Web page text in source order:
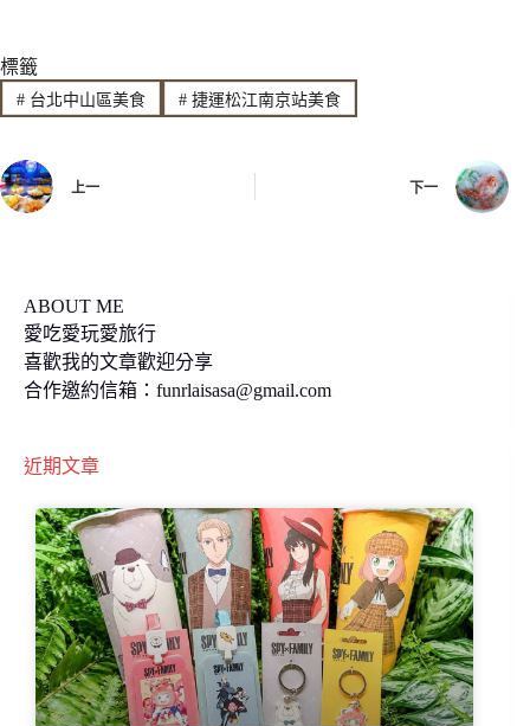
e e
b
y
L
標籤
#台北中山區美食 #捷運松江南京站美食
上一 下一
ABOUT ME
愛吃愛玩愛旅行
喜歡我的文章歡迎分享
合作邀約信箱： funrlaisasa@gmail.com
近期文章